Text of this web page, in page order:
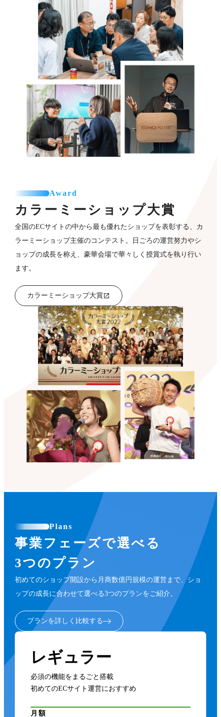
Award
カラーミーショップ大賞
全国のECサイトの中から最も優れたショップを表彰する、カ
ラーミーショップ主催のコンテスト。日ごろの運営努力やシ
ョップの成長を称え、豪華会場で華々しく授賞式を執り行い
ます。
カラーミーショップ大賞
Plans
事業フェーズで選べる
3つのプラン
初めてのショップ開設から月商数億円規模の運営まで、ショ
ップの成長に合わせて選べる3つのプランをご紹介。
プランを詳しく比較する
レギュラー
必須の機能をまるごと搭載
初めてのECサイト運営におすすめ
月額